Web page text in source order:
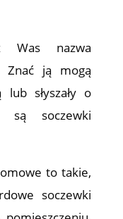
Was nazwa
ją mogą
słyszały o
są soczewki
to takie,
soczewki